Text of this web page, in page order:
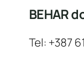
BEHAR
Tel: +387